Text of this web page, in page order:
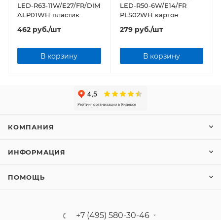
LED-R63-11W/E27/FR/DIM
ALP01WH пластик
462 руб./шт
В корзину
LED-R50-6W/E14/FR
PLS02WH картон
279руб./шт
В корзину
КОМПАНИЯ
ИНФОРМАЦИЯ
ПОМОЩЬ
+7 (495) 580-30-46